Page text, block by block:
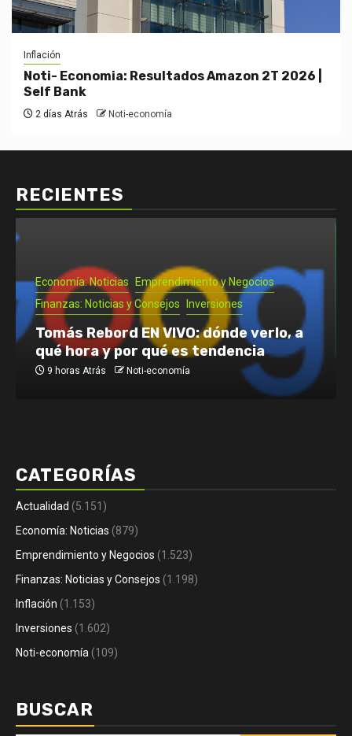
Inflación
Noti- Economia: Resultados Amazon 2T 2026 |
Self Bank
2 días Atrás Noti-economía
RECIENTES
Economía: Noticias
Emprendimiento y Negocios
Finanzas: Noticias y Consejos
Inversiones
Tomás Rebord EN VIVO: dónde verlo, a
qué hora y por qué es tendencia
9 horas Atrás Noti-economía
CATEGORÍAS
Actualidad (5.151)
Economía: Noticias (879)
Emprendimiento y Negocios (1.523)
Finanzas: Noticias y Consejos (1.198)
Inflación (1.153)
Inversiones (1.602)
Noti-economía (109)
BUSCAR